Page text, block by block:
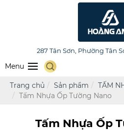
HOÀNG ANH
287 Tân Sơn, Phường Tân
Menu
Trang chủ Sản phẩm
TẤM
Tấm Nhựa Ốp Tường Nano
Tấm Nhựa Ốp